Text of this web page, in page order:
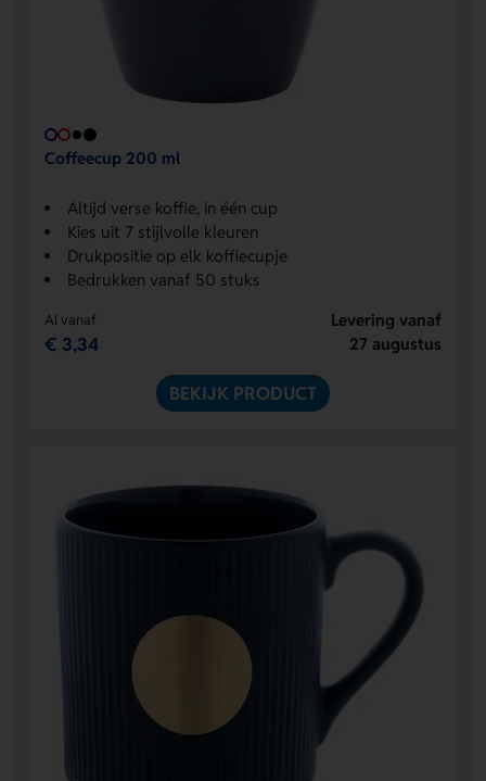
Coffeecup 200 ml
Altijd verse koffie, in één cup
Kies uit 7 stijlvolle kleuren
Drukpositie op elk koffiecupje
Bedrukken vanaf 50 stuks
Al vanaf
€ 3,34
Levering vanaf
27 augustus
BEKIJK PRODUCT